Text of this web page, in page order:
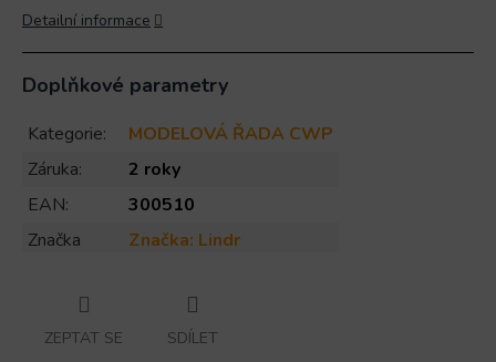
Detailní informace
Doplňkové parametry
Kategorie:
MODELOVÁ ŘADA CWP
Záruka:
2 roky
EAN:
300510
Značka
Značka: Lindr
ZEPTAT SE SDÍLET